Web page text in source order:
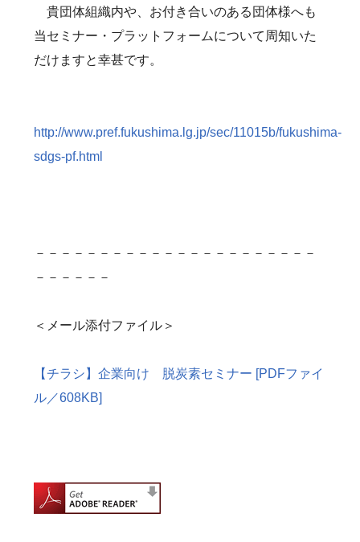
貴団体組織内や、お付き合いのある団体様へも
当セミナー・プラットフォームについて周知いた
だけますと幸甚です。
http://www.pref.fukushima.lg.jp/sec/11015b/fukushima-
sdgs-pf.html
－－－－－－－－－－－－－－－－－－－－－－
－－－－－－
＜メール添付ファイル＞
【チラシ】企業向け 脱炭素セミナー [PDFファイ
ル／608KB]